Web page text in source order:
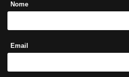
Nome
Email